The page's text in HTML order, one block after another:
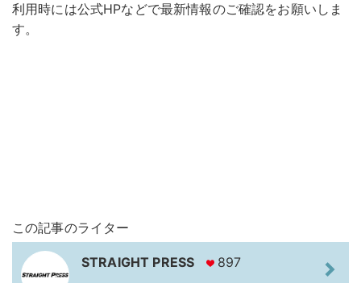
利用時には公式HPなどで最新情報のご確認をお願いしま
す。
この記事のライター
STRAIGHT PRESS 897